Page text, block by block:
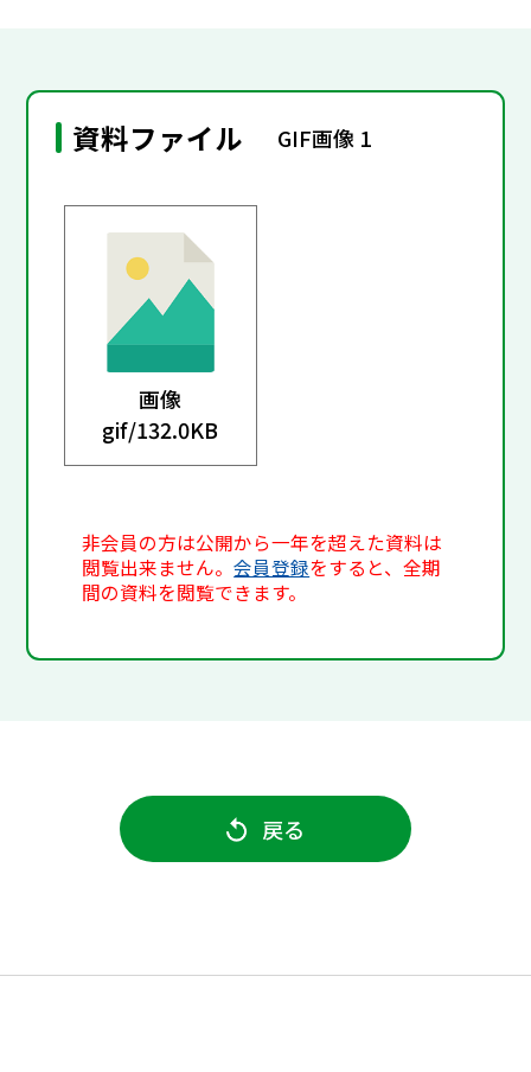
資料ファイル GIF画像 1
画像
gif/132.0KB
非会員の方は公開から一年を超えた資料は
閲覧出来ません。会員登録をすると、全期
間の資料を閲覧できます。
戻る